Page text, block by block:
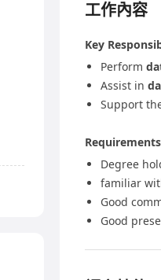
工作內容
Key
Perform
Assist in
Support
Requirements
Degree
familiar
Good
Good